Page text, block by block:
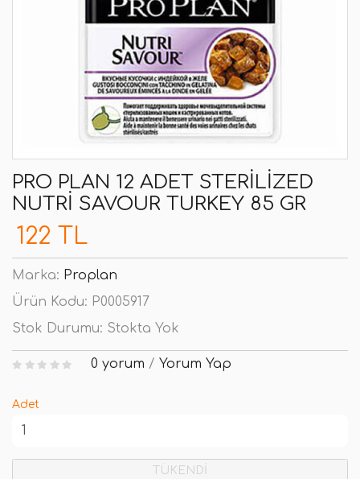
PRO PLAN 12 ADET STERILIZED
NUTRI SAVOUR TURKEY 85 GR
122 TL
Marka: Proplan
Ürün Kodu: P0005917
Stok Durumu: Stokta Yok
0 yorum / Yorum Yap
Adet
TÜKENDİ